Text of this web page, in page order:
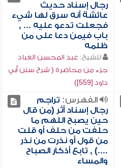
رجال إسناد حديث
عائشة أنه سرق لها شيء
فجعلت تدعو عليه ... ,
باب فيمن دعا على من
ظلمه
للشيخ: عبد المحسن العباد
جزء من محاضرة ( شرح سنن أبي
داود [559])
الفهرس: تراجم
رجال إسناد أثر (من قال
حين يصبح اللهم ما
حلفت من حلف أو قلت
من قول أو نذرت من نذر
....) , تابع أذكار الصباح
والمساء